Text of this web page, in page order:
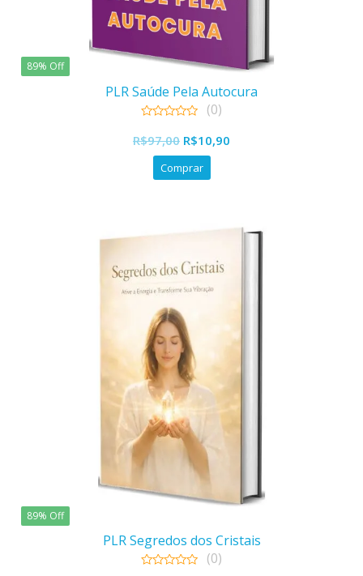
89% Off
PLR Saúde Pela Autocura
out
of
(0)
R$97,00 O
preço
original
R$10,90
Comprar
89% Off
PLR Segredos dos Cristais
(0)